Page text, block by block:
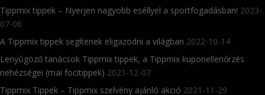
Tippmix tippek – Nyerjen nagyobb eséllyel a sportfogadásban! 2023-
07-06
A Tippmix tippek segítenek eligazodni a világban 2022-10-14
Lenyűgöző tanácsok Tippmix tippek, a Tippmix kuponellenőrzés
nehézségei (mai focitippek) 2021-12-07
Tippmix Tippek – Tippmix szelvény ajánló akció 2021-11-29